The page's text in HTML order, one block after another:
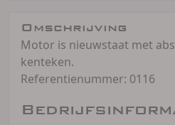
Omschrijving
Motor is nieuwstaat met
kenteken.
Referentienummer: 0116